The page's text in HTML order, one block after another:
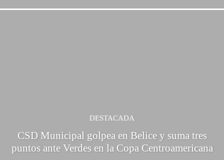
DESTACADA
CSD Municipal golpea en Belice y suma tres
puntos ante Verdes en la Copa Centroamericana